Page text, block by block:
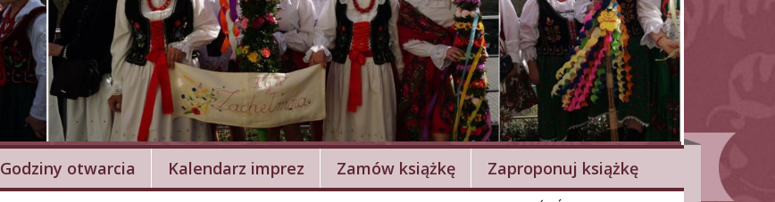
Godziny otwarcia Kalendarz imprez Zamów książkę Zaproponuj książkę